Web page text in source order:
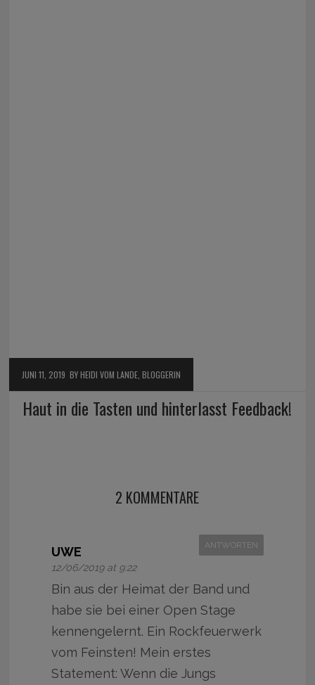
JUNI 11, 2019 BY HEIDI VOM LANDE, BLOGGERIN
Haut in die Tasten und hinterlasst Feedback!
2 KOMMENTARE
UWE
12/06/2019 at 9:22
ANTWORTEN
Bin aus der Heimat der Band und
habe sie bei einer Open Stage
kennengelernt. Ein Rockfeuerwerk
vom Feinsten! Mein erstes
Statement: Wenn die Jungs